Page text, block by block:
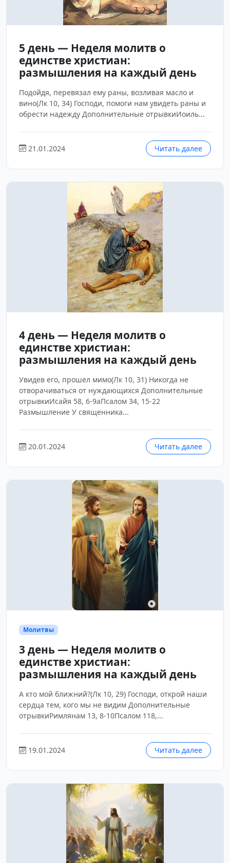
5 день — Неделя молитв о
единстве христиан:
размышления на каждый день
Подойдя, перевязал ему раны, возливая масло и
вино(Лк 10, 34) Господи, помоги нам увидеть раны и
обрести надежду Дополнительные отрывкиИоиль...
21.01.2024 Читать далее
4 день — Неделя молитв о
единстве христиан:
размышления на каждый день
Увидев его, прошел мимо(Лк 10, 31) Никогда не
отворачиваться от нуждающихся Дополнительные
отрывкиИсайя 58, 6-9аПсалом 34, 15-22
Размышление У священника...
20.01.2024 Читать далее
Молитвы
3 день — Неделя молитв о
единстве христиан:
размышления на каждый день
А кто мой ближний?(Лк 10, 29) Господи, открой наши
сердца тем, кого мы не видим Дополнительные
отрывкиРимлянам 13, 8-10Псалом 118,...
19.01.2024 Читать далее